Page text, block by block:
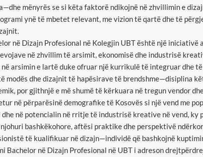
mënyrës se si këta faktorë ndikojnë në zhvillimin e
ynë të mbetet relevant, me vizion të qartë dhe të
në Dizajn Profesional në Kolegjin UBT është një
në zhvillim të arsimit, ekonomisë dhe industrisë
në arsimin e lartë duke ofruar një kurrikulë të integruar dhe
modës dhe dizajnit të hapësirave të brendshme—disiplina
por gjithnjë e më shumë të kërkuara në tregun vendor
në përparësinë demografike të Kosovës si një vend me
dhe në potencialin në rritje të industrisë kreative në vend,
bashkëkohore, aftësi praktike dhe perspektivë
të kualifikuar në dizajn—individë që bashkojnë
Bachelor në Dizajn Profesional në UBT i adreson